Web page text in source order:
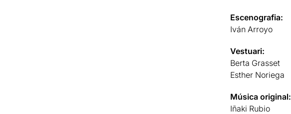
Escenografia:
Iván Arroyo
Vestuari:
Berta Grasset
Esther Noriega
Música original:
Iñaki Rubio